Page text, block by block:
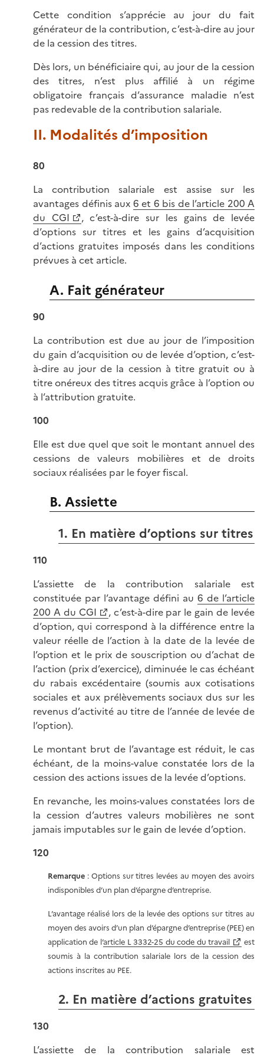
Cette condition s’apprécie au jour du fait
générateur de la contribution, c’est-à-dire au jour
de la cession des titres.
Dès lors, un bénéficiaire qui, au jour de la cession
des titres, n’est plus affilié à un régime
obligatoire français d’assurance maladie n’est
pas redevable de la contribution salariale.
II. Modalités d’imposition
80
La contribution salariale est assise sur les
avantages définis aux 6 et 6 bis de l’article 200 A
du CGI
, c’est-à-dire sur les gains de levée
d’options sur titres et les gains d’acquisition
d’actions gratuites imposés dans les conditions
prévues à cet article.
A. Fait générateur
90
La contribution est due au jour de l’imposition
du gain d’acquisition ou de levée d’option, c’est-
à-dire au jour de la cession à titre gratuit ou à
titre onéreux des titres acquis grâce à l’option ou
à l’attribution gratuite.
100
Elle est due quel que soit le montant annuel des
cessions de valeurs mobilières et de droits
sociaux réalisées par le foyer fiscal.
B. Assiette
1. En matière d’options sur titres
110
L’assiette de la contribution salariale est
constituée par l’avantage défini au 6 de l’article
200 A du CGI
, c’est-à-dire par le gain de levée
d’option, qui correspond à la différence entre la
valeur réelle de l’action à la date de la levée de
l’option et le prix de souscription ou d’achat de
l’action (prix d’exercice), diminuée le cas échéant
du rabais excédentaire (soumis aux cotisations
sociales et aux prélèvements sociaux dus sur les
revenus d’activité au titre de l’année de levée de
l’option).
Le montant brut de l’avantage est réduit, le cas
échéant, de la moins-value constatée lors de la
cession des actions issues de la levée d’options.
En revanche, les moins-values constatées lors de
la cession d’autres valeurs mobilières ne sont
jamais imputables sur le gain de levée d’option.
120
Remarque : Options sur titres levées au moyen des avoirs
indisponibles d’un plan d’épargne d’entreprise.
L’avantage réalisé lors de la levée des options sur titres au
moyen des avoirs d’un plan d’épargne d’entreprise (PEE) en
application de l’article L 3332-25 du code du travail
est
soumis à la contribution salariale lors de la cession des
actions inscrites au PEE.
2. En matière d’actions gratuites
130
L’assiette de la contribution salariale est